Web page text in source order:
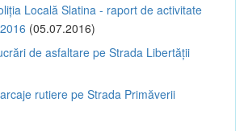
Locală Slatina - raport de activitate
(05.07.2016)
de asfaltare pe Strada Libertății
rutiere pe Strada Primăverii